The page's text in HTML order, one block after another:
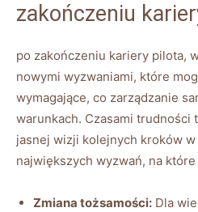
zakończeniu
po zakończeniu kariery pilota,
‍nowymi wyzwaniami, które
wymagające, co zarządzanie
warunkach. Czasami trudności‌
jasnej wizji kolejnych kroków‌
największych wyzwań, na
Zmiana tożsamości: Dla